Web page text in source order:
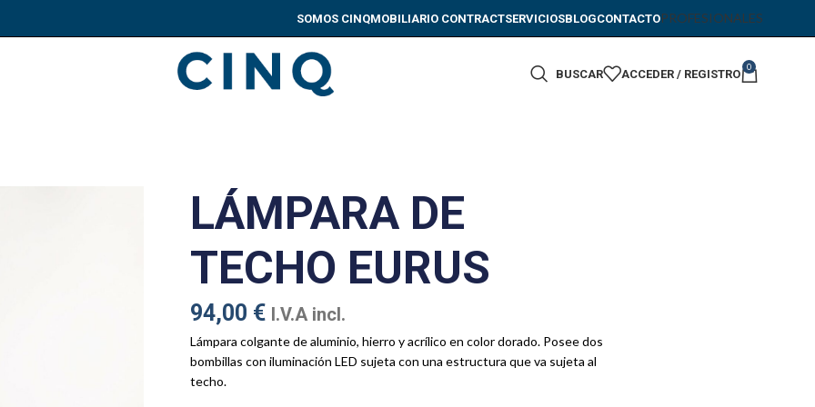
SOMOS CINQMOBILIARIO CONTRACTSERVICIOSBLOGCONTACTOPROFESIONALES
BUSCAR ACCEDER / REGISTRO 0
LÁMPARA DE
TECHO EURUS
94,00 € I.V.A incl.
Lámpara colgante de aluminio, hierro y acrílico en color dorado. Posee dos
bombillas con iluminación LED sujeta con una estructura que va sujeta al
techo.